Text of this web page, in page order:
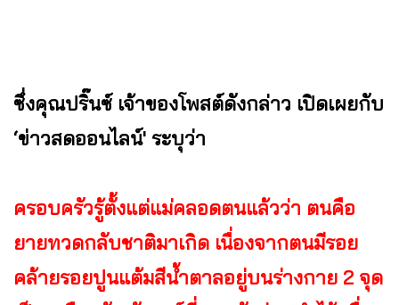
ซึ่งคุณปริ๊นซ์ เจ้าของโพสต์ดังกล่าว เปิดเผยกับ
‘ข่าวสดออนไลน์' ระบุว่า
ครอบครัวรู้ตั้งแต่แม่คลอดตนแล้วว่า ตนคือ
ยายทวดกลับชาติมาเกิด เนื่องจากตนมีรอย
คล้ายรอยปูนแต้มสีน้ำตาลอยู่บนร่างกาย 2 จุด